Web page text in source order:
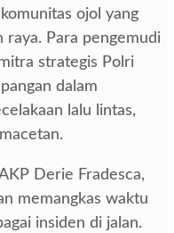
ojol yang
raya. Para pengemudi
strategis Polri
dalam
lalu lintas,
Derie Fradesca,
memangkas waktu
insiden di jalan.